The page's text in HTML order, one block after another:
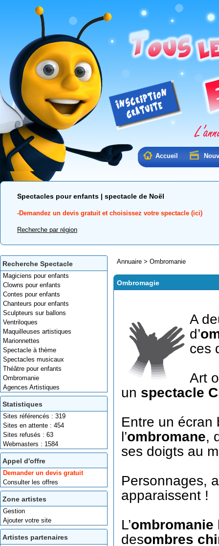
Accueil
Spectacles pour enfants | spectacle de Noël
-Demandez un devis gratuit et choisissez votre spectacle (ici)
Recherche par région
Recherche Spectacle
Magiciens pour enfants
Clowns pour enfants
Contes pour enfants
Chanteurs pour enfants
Sculpteurs sur ballons
Ventriloques
Maquilleuses artistiques
Marionnettes
Spectacle à thème
Spectacles musicaux
Théâtre pour enfants
Ombromanie
Agences Artistiques
Statistiques
Sites référencés : 319
Sites en attente : 454
Sites refusés : 63
Webmasters : 1584
Appel d'offre
Demander un devis gratuit
Consulter les offres
Zone artistes
Gestion
Ajouter votre site
Artistes partenaires
Annuaire > Ombromanie
Ombromagie
A
d’
ces
Art
un spectacle
Entre un écran
l’ombromane,
ses doigts au
Personnages,
apparaissent !
L’ombromanie
desombres